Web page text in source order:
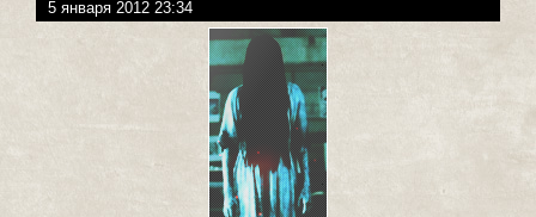
5 января 2012 23:34